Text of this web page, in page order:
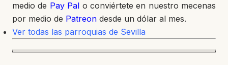
medio de Pay Pal o conviértete en nuestro mecenas
por medio de Patreon desde un dólar al mes.
Ver todas las parroquias de Sevilla